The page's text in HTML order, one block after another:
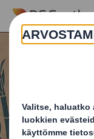
Skip to main